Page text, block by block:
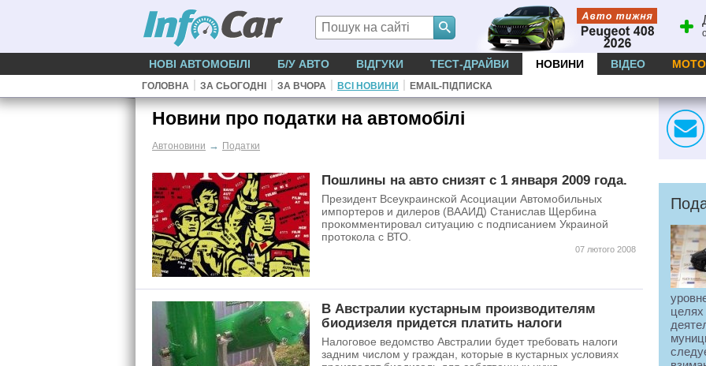
НОВІ АВТОМОБІЛІ Б/У АВТО ВІДГУКИ ТЕСТ-ДРАЙВИ НОВИНИ ВІДЕО МОТО
ГОЛОВНА | ЗА СЬОГОДНІ | ЗА ВЧОРА | ВСІ НОВИНИ | EMAIL-ПІДПИСКА
Новини про податки на автомобілі
Автоновини → Податки
Пошлины на авто снизят с 1 января 2009 года.
Президент Всеукраинской Асоциации Автомобильных
импортеров и дилеров (ВААИД) Станислав Щербина
прокомментировал ситуацию с подписанием Украиной
протокола с ВТО.
07 лютого 2008
В Австралии кустарным производителям
биодизеля придется платить налоги
Налоговое ведомство Австралии будет требовать налоги
задним числом у граждан, которые в кустарных условиях
целях